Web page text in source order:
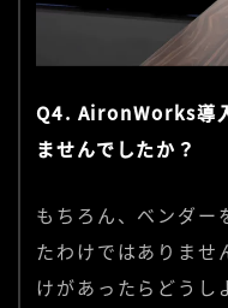
Q4. AironWorks導
ませんでしたか？
もちろん、ベンダー
たわけではありませ
けがあったらどうし